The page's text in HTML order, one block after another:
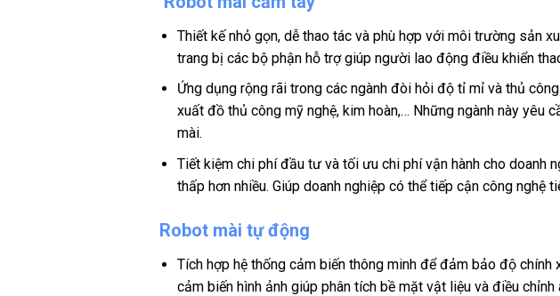
Thiết kế nhỏ gọn, dễ thao tác và phù hợp với môi trường sản
trang bị các bộ phận hỗ trợ giúp người lao động điều khiển
Ứng dụng rộng rãi trong các ngành đòi hỏi độ tỉ mỉ và thủ
xuất đồ thủ công mỹ nghệ, kim hoàn,… Những ngành này
mài.
Tiết kiệm chi phí đầu tư và tối ưu chi phí vận hành cho
thấp hơn nhiều. Giúp doanh nghiệp có thể tiếp cận công nghệ
Robot mài tự động
Tích hợp hệ thống cảm biến thông minh để đảm bảo độ
cảm biến hình ảnh giúp phân tích bề mặt vật liệu và điều